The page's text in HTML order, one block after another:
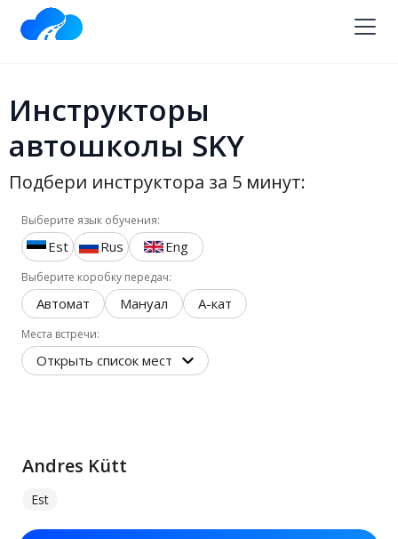
Инструкторы
автошколы SKY
Подбери инструктора за 5 минут:
Выберите язык обучения:
Est Rus Eng
Выберите коробку передач:
Автомат Мануал A-кат
Места встречи:
Открыть список мест
Andres Kütt
Est